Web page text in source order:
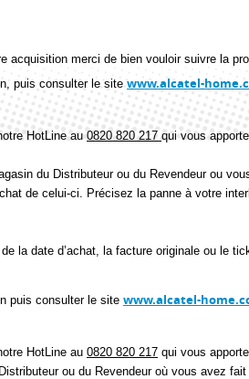
acquisition merci de bien vouloir suivre la
puis consulter le site www.alcatel-
HotLine au 0820 820 217 qui vous
du Distributeur ou du Revendeur ou
de celui-ci. Précisez la panne à votre
la date d’achat, la facture originale ou le
puis consulter le site www.alcatel-
HotLine au 0820 820 217 qui vous
ou du Revendeur où vous avez